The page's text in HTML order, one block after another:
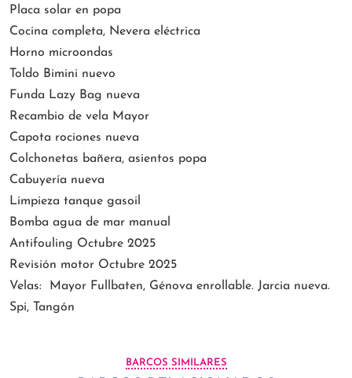
Placa solar en popa
Cocina completa, Nevera eléctrica
Horno microondas
Toldo Bimini nuevo
Funda Lazy Bag nueva
Recambio de vela Mayor
Capota rociones nueva
Colchonetas bañera, asientos popa
Cabuyería nueva
Limpieza tanque gasoil
Bomba agua de mar manual
Antifouling Octubre 2025
Revisión motor Octubre 2025
Velas: Mayor Fullbaten, Génova enrollable. Jarcia nueva.
Spi, Tangón
BARCOS SIMILARES